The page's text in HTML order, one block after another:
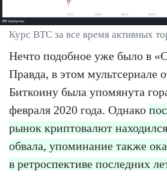
Курс BTC за все время активных
Нечто подобное уже было в
Правда, в этом мультсериале
Биткоину была упомянута
февраля 2020 года. Однако
рынок криптовалют
обвала, упоминание также
в ретроспективе последних